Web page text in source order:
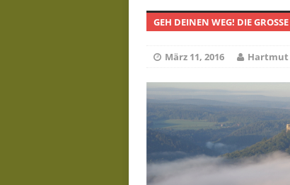
Juni 19,
GEH DEINEN WEG! DIE
März 11, 2016 Hartmut